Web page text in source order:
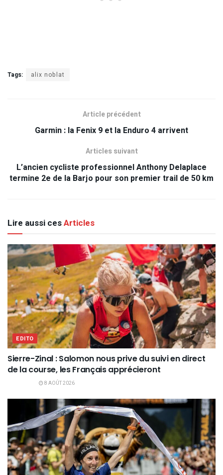
Tags: alix noblat
Article précédent
Garmin : la Fenix 9 et la Enduro 4 arrivent
Articles suivant
L’ancien cycliste professionnel Anthony Delaplace
termine 2e de la Barjo pour son premier trail de 50 km
Lire aussi cesArticles
EDITO
Sierre-Zinal : Salomon nous prive du suivi en direct
de la course, les Français apprécieront
8 AOÛT 2026